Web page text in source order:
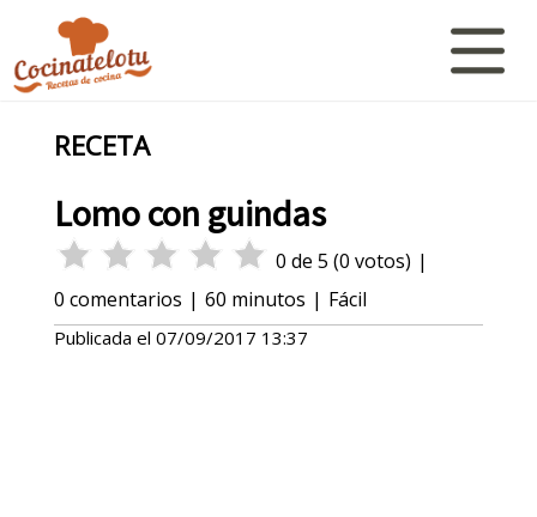
RECETA
Lomo con guindas
0 de 5 (0 votos) |
0 comentarios | 60 minutos | Fácil
Publicada el 07/09/2017 13:37